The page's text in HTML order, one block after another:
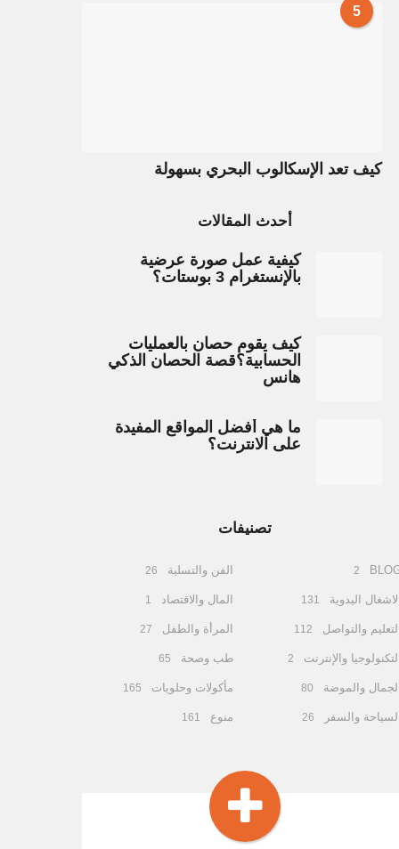
5
كيف تعد الإسكالوب البحري بسهولة
أحدث المقالات
كيفية عمل صورة عرضية
بالإنستغرام 3 بوستات؟
كيف يقوم حصان بالعمليات
الحسابية؟قصة الحصان الذكي
هانس
ما هي أفضل المواقع المفيدة
على الانترنت؟
تصنيفات
2
الاشغال اليدوية 131
التعليم والتواصل 112
التكنولوجيا والإنترنت 2
الجمال والموضة 80
السياحة والسفر 26
الفن والتسلية 26
المال والاقتصاد 1
المرأة والطفل 27
طب وصحة 65
مأكولات وحلويات 165
منوع 161